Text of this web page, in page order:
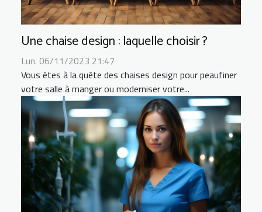
Une chaise design : laquelle choisir ?
Lun. 06/11/2023 21:47
Vous êtes à la quête des chaises design pour peaufiner
votre salle à manger ou moderniser votre...